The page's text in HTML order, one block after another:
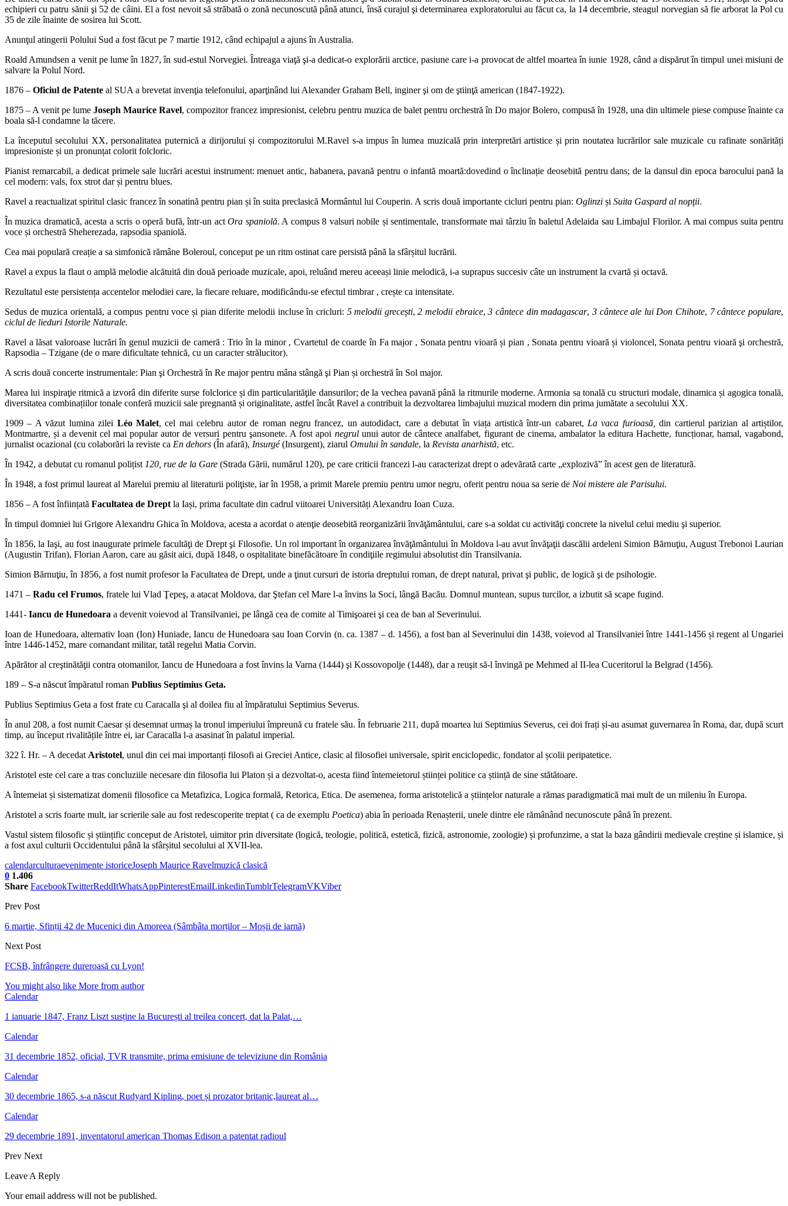
echipieri cu patru sănii şi 52 de câini. El a fost nevoit să străbată o zonă necunoscută până atunci, însă curajul şi determinarea exploratorului au făcut ca, la 14 decembrie, steagul norvegian să fie arborat la Pol cu
35 de zile înainte de sosirea lui Scott.
Anunţul atingerii Polului Sud a fost făcut pe 7 martie 1912, când echipajul a ajuns în Australia.
Roald Amundsen a venit pe lume în 1827, în sud-estul Norvegiei. Întreaga viaţă şi-a dedicat-o explorării arctice, pasiune care i-a provocat de altfel moartea în iunie 1928, când a dispărut în timpul unei misiuni de
salvare la Polul Nord.
1876 – Oficiul de Patente al SUA a brevetat invenţia telefonului, aparţinând lui Alexander Graham Bell, inginer şi om de ştiinţă american (1847-1922).
1875 – A venit pe lume Joseph Maurice Ravel, compozitor francez impresionist, celebru pentru muzica de balet pentru orchestră în Do major Bolero, compusă în 1928, una din ultimele piese compuse înainte ca
boala să-l condamne la tăcere.
La începutul secolului XX, personalitatea puternică a dirijorului și compozitorului M.Ravel s-a impus în lumea muzicală prin interpretări artistice și prin noutatea lucrărilor sale muzicale cu rafinate sonărități
impresioniste și un pronunțat colorit folcloric.
Pianist remarcabil, a dedicat primele sale lucrări acestui instrument: menuet antic, habanera, pavană pentru o infantă moartă:dovedind o înclinație deosebită pentru dans; de la dansul din epoca barocului pană la
cel modern: vals, fox strot dar și pentru blues.
Ravel a reactualizat spiritul clasic francez în sonatină pentru pian și în suita preclasică Mormântul lui Couperin. A scris două importante cicluri pentru pian: Oglinzi și Suita Gaspard al nopţii.
În muzica dramatică, acesta a scris o operă bufă, într-un actOra spaniolă. A compus 8 valsuri nobile și sentimentale, transformate mai târziu în baletul Adelaida sau Limbajul Florilor. A mai compus suita pentru
voce și orchestră Sheherezada, rapsodia spaniolă.
Cea mai populară creație a sa simfonică rămâne Boleroul, conceput pe un ritm ostinat care persistă până la sfârșitul lucrării.
Ravel a expus la flaut o amplă melodie alcătuită din două perioade muzicale, apoi, reluând mereu aceeași linie melodică, i-a suprapus succesiv câte un instrument la cvartă și octavă.
Rezultatul este persistența accentelor melodiei care, la fiecare reluare, modificându-se efectul timbrar , crește ca intensitate.
Sedus de muzica orientală, a compus pentru voce și pian diferite melodii incluse în cricluri: 5 melodii grecești,2 melodii ebraice,3 cântece din madagascar, 3 cântece ale lui Don Chihote, 7 cântece populare,
ciclul de lieduri Istorile Naturale.
Ravel a lăsat valoroase lucrări în genul muzicii de cameră : Trio în la minor , Cvartetul de coarde în Fa major , Sonata pentru vioară și pian , Sonata pentru vioară și violoncel, Sonata pentru vioară şi orchestră,
Rapsodia – Tzigane (de o mare dificultate tehnică, cu un caracter strălucitor).
A scris două concerte instrumentale: Pian şi Orchestră în Re major pentru mâna stângă şi Pian și orchestră în Sol major.
Marea lui inspiraţie ritmică a izvorâ din diferite surse folclorice și din particularităţile dansurilor; de la vechea pavană până la ritmurile moderne. Armonia sa tonală cu structuri modale, dinamica și agogica tonală,
diversitatea combinațiilor tonale conferă muzicii sale pregnantă și originalitate, astfel încât Ravel a contribuit la dezvoltarea limbajului muzical modern din prima jumătate a secolului XX.
1909 – A văzut lumina zilei Léo Malet, cel mai celebru autor de roman negru francez, un autodidact, care a debutat în viața artistică într-un cabaret, La vaca furioasă, din cartierul parizian al artiștilor,
Montmartre, și a devenit cel mai popular autor de versuri pentru şansonete. A fost apoi negrulunui autor de cântece analfabet, figurant de cinema, ambalator la editura Hachette, funcționar, hamal, vagabond,
jurnalist ocazional (cu colaborări la reviste ca En dehors (În afară), Insurgé(Insurgent), ziarul Omului în sandale, la Revista anarhistă, etc.
În 1942, a debutat cu romanul polițist 120, rue de la Gare (Strada Gării, numărul 120), pe care criticii francezi l-au caracterizat drept o adevărată carte „explozivă” în acest gen de literatură.
În 1948, a fost primul laureat al Marelui premiu al literaturii poliţiste, iar în 1958, a primit Marele premiu pentru umor negru, oferit pentru noua sa serie de Noi mistere ale Parisului.
1856 – A fost înființată Facultatea de Drept la Iași, prima facultate din cadrul viitoarei Universități Alexandru Ioan Cuza.
În timpul domniei lui Grigore Alexandru Ghica în Moldova, acesta a acordat o atenţie deosebită reorganizării învăţământului, care s-a soldat cu activităţi concrete la nivelul celui mediu şi superior.
În 1856, la Iaşi, au fost inaugurate primele facultăţi de Drept şi Filosofie. Un rol important în organizarea învăţământului în Moldova l-au avut învăţaţii dascălii ardeleni Simion Bărnuţiu, August Trebonoi Laurian
(Augustin Trifan), Florian Aaron, care au găsit aici, după 1848, o ospitalitate binefăcătoare în condiţiile regimului absolutist din Transilvania.
Simion Bărnuţiu, în 1856, a fost numit profesor la Facultatea de Drept, unde a ţinut cursuri de istoria dreptului roman, de drept natural, privat şi public, de logică şi de psihologie.
1471 – Radu cel Frumos, fratele lui Vlad Ţepeş, a atacat Moldova, dar Ştefan cel Mare l-a învins la Soci, lângă Bacău. Domnul muntean, supus turcilor, a izbutit să scape fugind.
1441- Iancu de Hunedoara a devenit voievod al Transilvaniei, pe lângă cea de comite al Timişoarei şi cea de ban al Severinului.
Ioan de Hunedoara, alternativ Ioan (Ion) Huniade, Iancu de Hunedoara sau Ioan Corvin (n. ca. 1387 – d. 1456), a fost ban al Severinului din 1438, voievod al Transilvaniei între 1441-1456 și regent al Ungariei
între 1446-1452, mare comandant militar, tatăl regelui Matia Corvin.
Apărător al creştinătăţii contra otomanilor, Iancu de Hunedoara a fost învins la Varna (1444) şi Kossovopolje (1448), dar a reuşit să-l învingă pe Mehmed al II-lea Cuceritorul la Belgrad (1456).
189 – S-a născut împăratul roman Publius Septimius Geta.
Publius Septimius Geta a fost frate cu Caracalla şi al doilea fiu al împăratului Septimius Severus.
În anul 208, a fost numit Caesar și desemnat urmaș la tronul imperiului împreună cu fratele său. În februarie 211, după moartea lui Septimius Severus, cei doi frați și-au asumat guvernarea în Roma, dar, după scurt
timp, au început rivalitățile între ei, iar Caracalla l-a asasinat în palatul imperial.
322 î. Hr. – A decedat Aristotel, unul din cei mai importanți filosofi ai Greciei Antice, clasic al filosofiei universale, spirit enciclopedic, fondator al școlii peripatetice.
Aristotel este cel care a tras concluziile necesare din filosofia lui Platon și a dezvoltat-o, acesta fiind întemeietorul științei politice ca știință de sine stătătoare.
A întemeiat și sistematizat domenii filosofice ca Metafizica, Logica formală, Retorica, Etica. De asemenea, forma aristotelică a științelor naturale a rămas paradigmatică mai mult de un mileniu în Europa.
Aristotel a scris foarte mult, iar scrierile sale au fost redescoperite treptat ( ca de exemplu Poetica) abia în perioada Renașterii, unele dintre ele rămânând necunoscute până în prezent.
Vastul sistem filosofic și științific conceput de Aristotel, uimitor prin diversitate (logică, teologie, politică, estetică, fizică, astronomie, zoologie) și profunzime, a stat la baza gândirii medievale creștine și islamice, și
a fost axul culturii Occidentului până la sfârșitul secolului al XVII-lea.
calendarculturaevenimente istoriceJoseph Maurice Ravelmuzică clasică
0 1.406
Share FacebookTwitterReddItWhatsAppPinterestEmailLinkedinTumblrTelegramVKViber
Prev Post
6 martie, Sfinții 42 de Mucenici din Amoreea (Sâmbâta morților – Moșii de iarnă)
Next Post
FCSB, înfrângere dureroasă cu Lyon!
You might also like More from author
Calendar
1 ianuarie 1847, Franz Liszt susține la București al treilea concert, dat la Palat,…
Calendar
31 decembrie 1852, oficial, TVR transmite, prima emisiune de televiziune din România
Calendar
30 decembrie 1865, s-a născut Rudyard Kipling, poet și prozator britanic,laureat al…
Calendar
29 decembrie 1891, inventatorul american Thomas Edison a patentat radioul
Prev Next
Leave A Reply
Your email address will not be published.